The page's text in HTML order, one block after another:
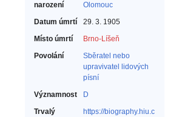
narození
Olomouc
Datum úmrtí
29. 3. 1905
Místo úmrtí
Brno-Líšeň
Povolání
Sběratel nebo
upravivatel lidových
písní‎
Významnost
D
Trvalý
https://biography.hiu.c